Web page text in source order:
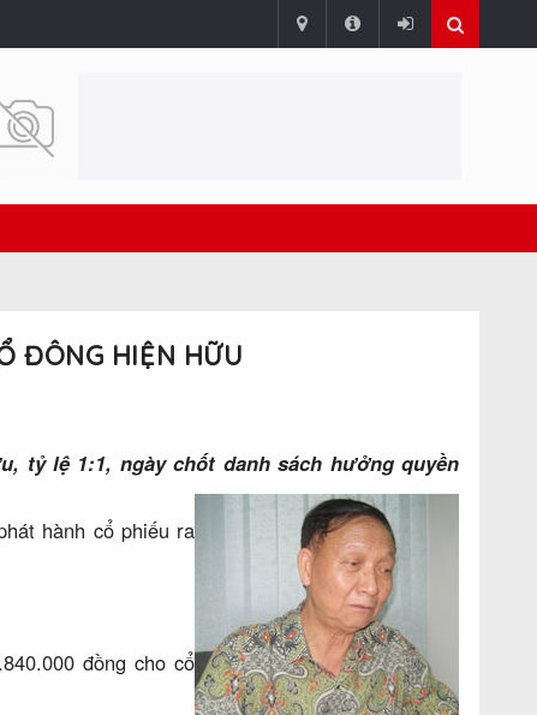
ĐÔNG HIỆN HỮU
tỷ lệ 1:1, ngày chốt danh sách hưởng quyền
hành cổ phiếu ra
đồng cho cổ